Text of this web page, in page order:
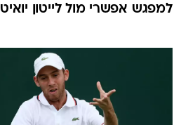
למפגש אפשרי מול לייטון יואיט